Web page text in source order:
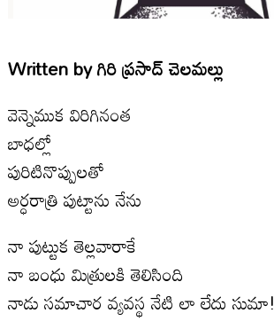
Written byగిరి ప్రసాద్ చెలమల్లు
వెన్నెముక విరిగినంత
బాధల్లో
పురిటినొప్పులతో
అర్ధరాత్రి పుట్టాను నేను
నా పుట్టుక తెల్లవారాకే
నా బంధు మిత్రులకి తెలిసింది
నాడు సమాచార వ్యవస్థ నేటి లా లేదు సుమా!